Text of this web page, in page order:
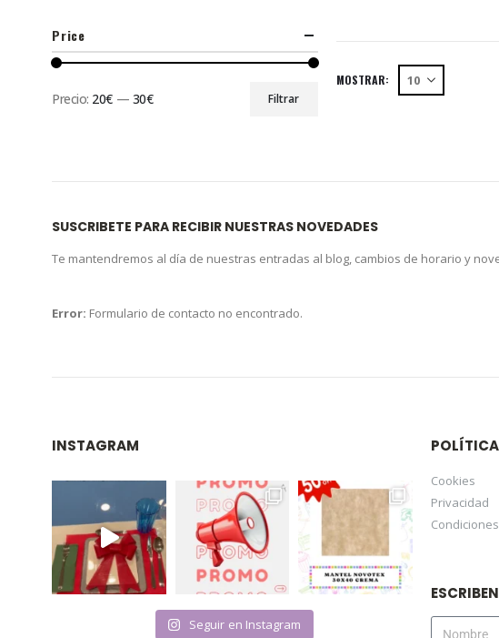
MOSTRAR:
Price
Filtrar
Precio: 20€ — 30€
SUSCRIBETE PARA RECIBIR NUESTRAS NOVEDADES
Te mantendremos al día de nuestras entradas al blog, cambios de horario y
Error: Formulario de contacto no encontrado.
INSTAGRAM
Seguir en Instagram
Cookies
Privacidad